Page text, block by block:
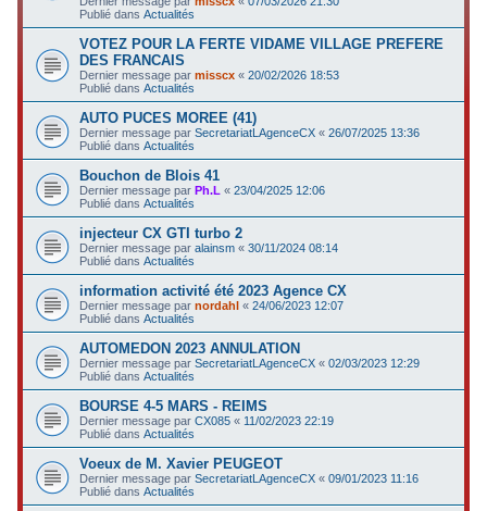
Publié dansActualités
VOTEZ POUR LA FERTE VIDAME VILLAGE PREFERE
DES FRANCAIS
Dernier message parmisscx «20/02/2026 18:53
Publié dansActualités
AUTO PUCES MOREE (41)
Dernier message parSecretariatLAgenceCX «26/07/2025 13:36
Publié dansActualités
Bouchon de Blois 41
Dernier message parPh.L «23/04/2025 12:06
Publié dansActualités
injecteur CX GTI turbo 2
Dernier message paralainsm «30/11/2024 08:14
Publié dansActualités
information activité été 2023 Agence CX
Dernier message parnordahl «24/06/2023 12:07
Publié dansActualités
AUTOMEDON 2023 ANNULATION
Dernier message parSecretariatLAgenceCX «02/03/2023 12:29
Publié dansActualités
BOURSE 4-5 MARS - REIMS
Dernier message parCX085 « 11/02/2023 22:19
Publié dansActualités
Voeux de M. Xavier PEUGEOT
Dernier message parSecretariatLAgenceCX «09/01/2023 11:16
Publié dansActualités